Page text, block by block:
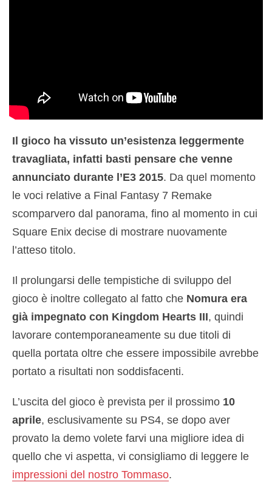
Il gioco ha vissuto un’esistenza leggermente
travagliata, infatti basti pensare che venne
annunciato durante l’E3 2015. Da quel momento
le voci relative a Final Fantasy 7 Remake
scomparvero dal panorama, fino al momento in cui
Square Enix decise di mostrare nuovamente
l’atteso titolo.
Il prolungarsi delle tempistiche di sviluppo del
gioco è inoltre collegato al fatto che Nomura era
già impegnato con Kingdom Hearts III, quindi
lavorare contemporaneamente su due titoli di
quella portata oltre che essere impossibile avrebbe
portato a risultati non soddisfacenti.
L’uscita del gioco è prevista per il prossimo 10
aprile, esclusivamente su PS4, se dopo aver
provato la demo volete farvi una migliore idea di
quello che vi aspetta, vi consigliamo di leggere le
impressioni del nostro Tommaso.